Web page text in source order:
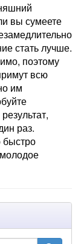
вы сумеете
стать лучше.
поэтому
всю
им
раз.